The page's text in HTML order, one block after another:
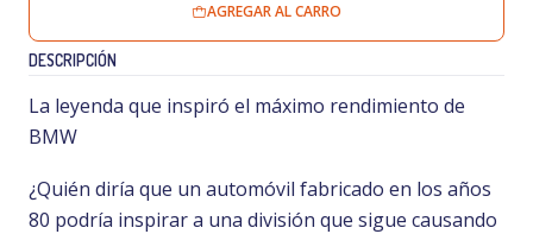
AGREGAR AL CARRO
DESCRIPCIÓN
La leyenda que inspiró el máximo rendimiento de
BMW
¿Quién diría que un automóvil fabricado en los años
80 podría inspirar a una división que sigue causando